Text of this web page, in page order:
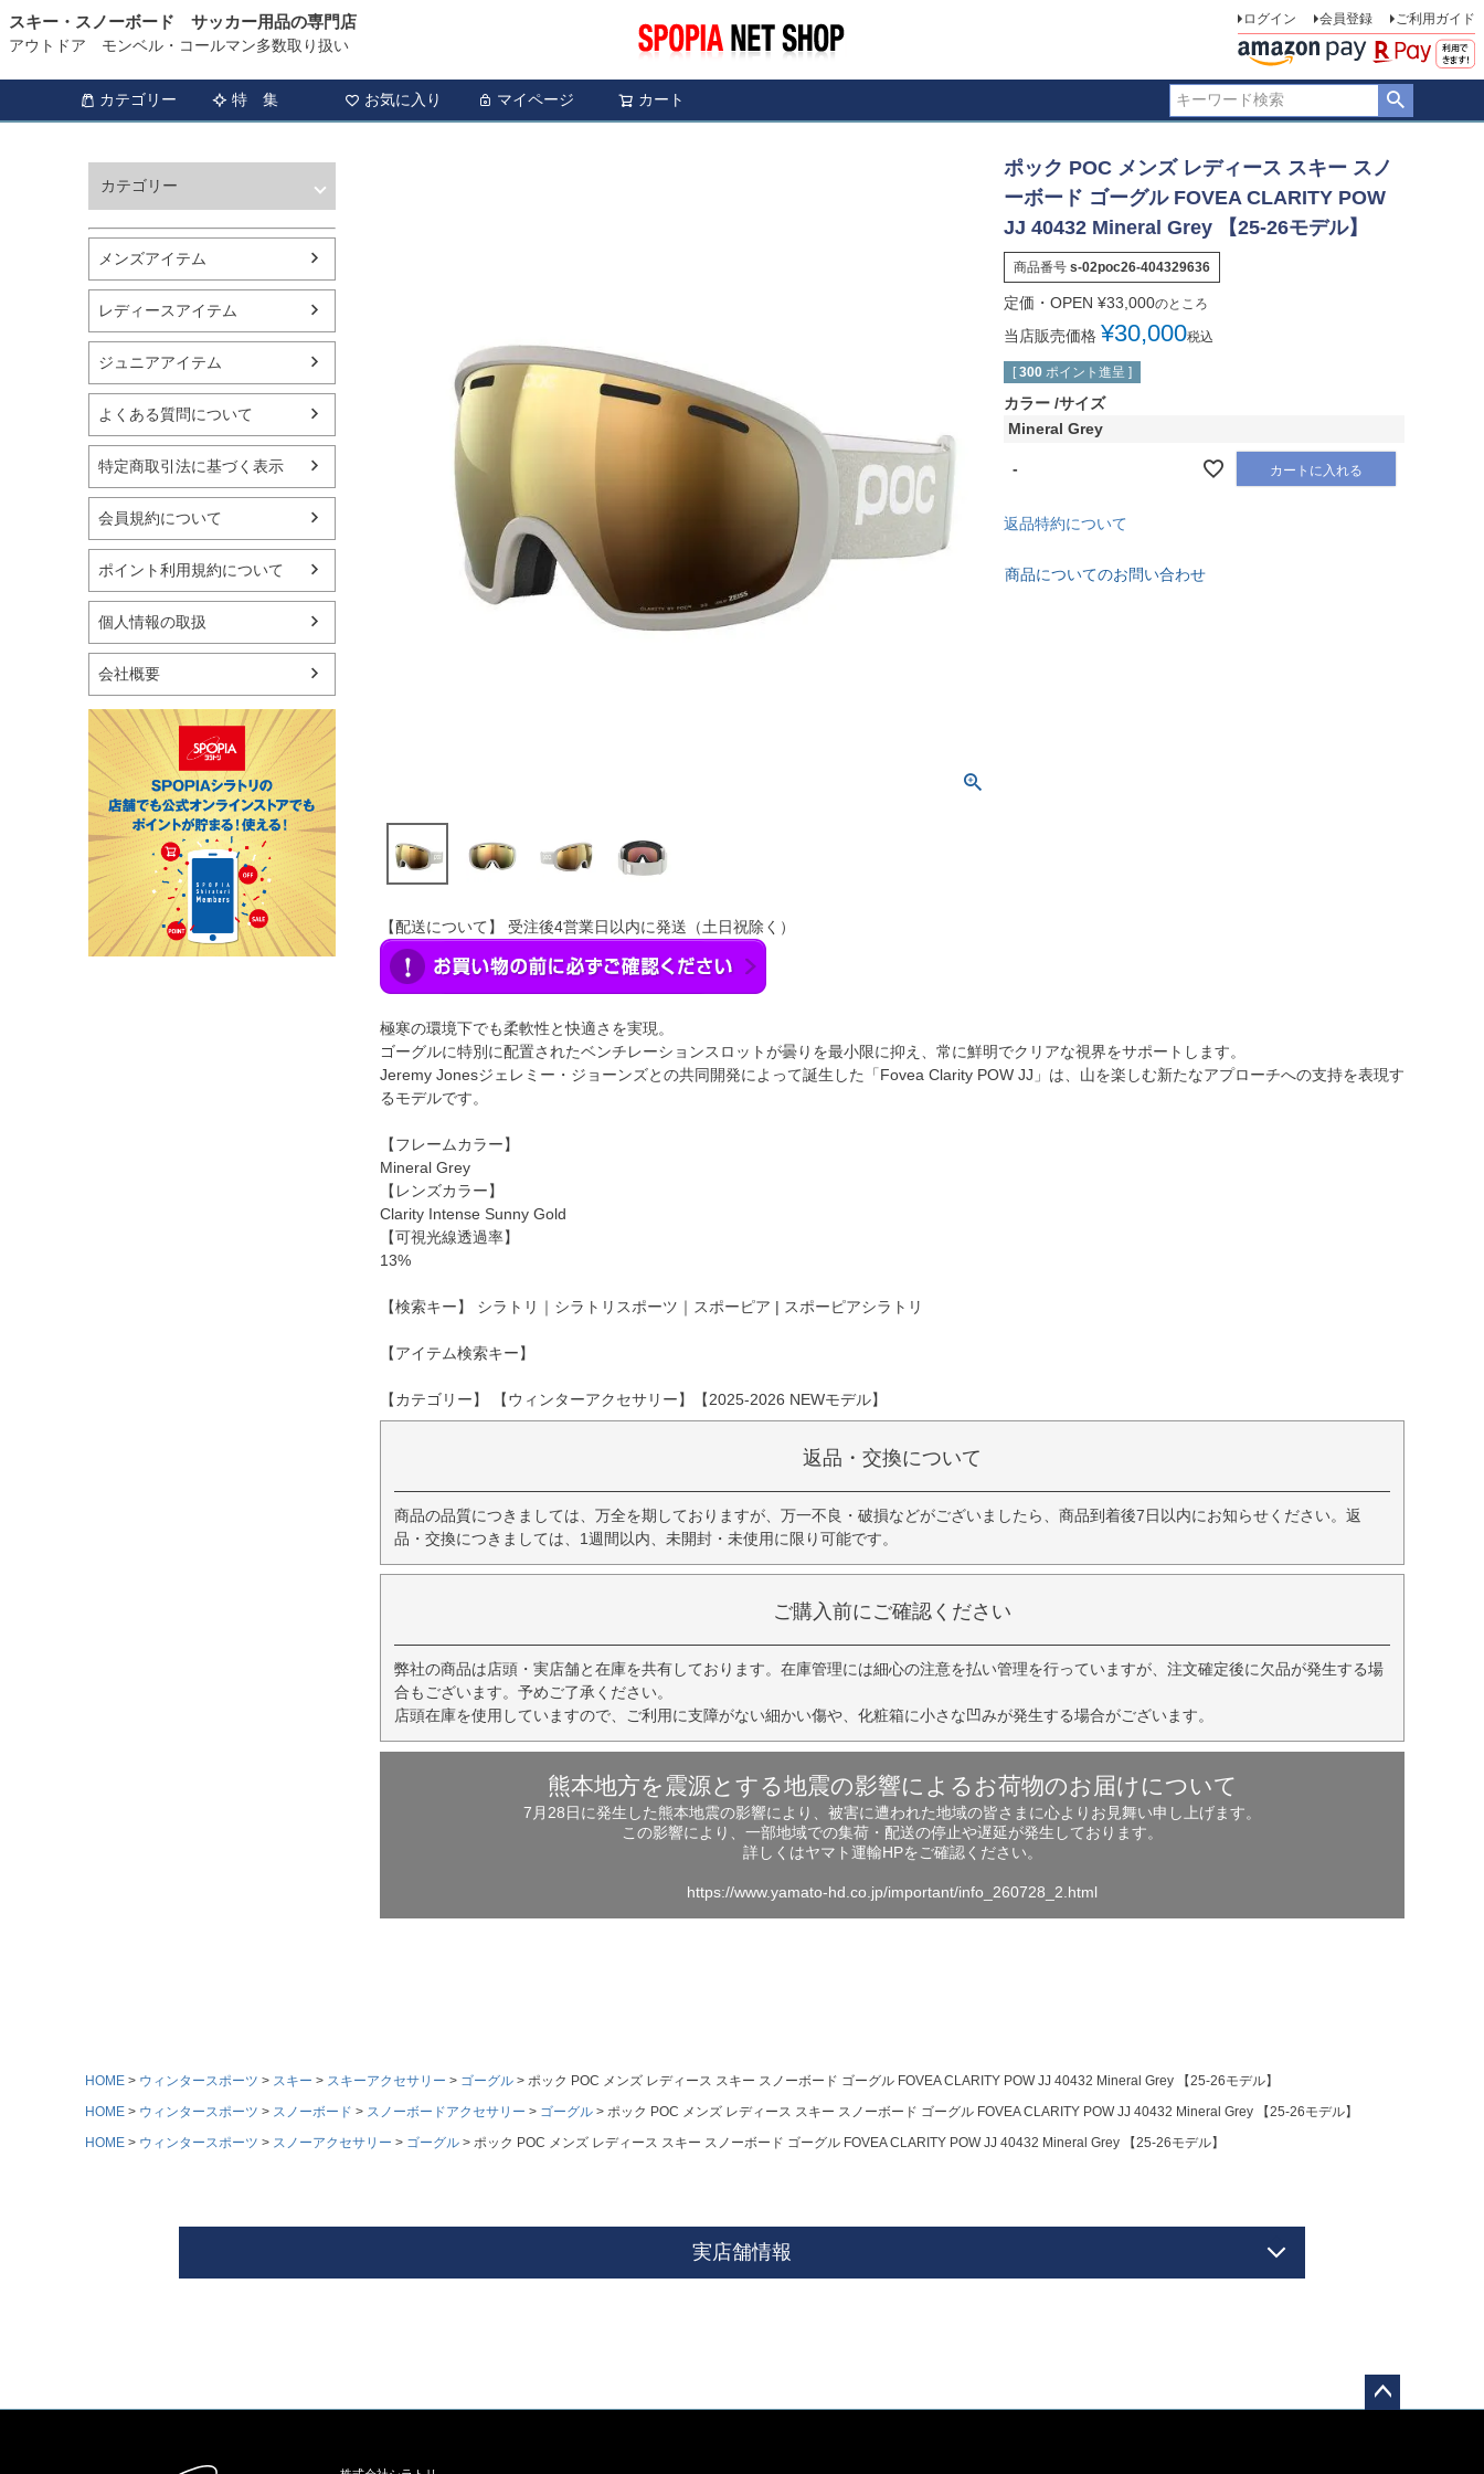
スキー・スノーボード サッカー用品の専門店
アウトドア モンベル・コールマン多数取り扱い
ログイン 会員登録 ご利用ガイド
カテゴリー 特 集 お気に入り マイページ カート
カテゴリー
バスケットボール
シューズ
ランニング用品
スポーツアパレル
テニス
バレーボール
フィットネス用品
スイミング用品
マリン
スケートボード
野球・ソフトボール
ゴルフ
卓球用品
バッグ・サングラス
ハンドボール用品
ラグビー用品
グランドゴルフ
メンズアイテム
レディースアイテム
ジュニアアイテム
よくある質問について
特定商取引法に基づく表示
会員規約について
ポイント利用規約について
個人情報の取扱
会社概要
ポック POC メンズ レディース スキー スノ
ーボード ゴーグル FOVEA CLARITY POW
JJ 40432 Mineral Grey 【25-26モデル】
商品番号 s-02poc26-404329636
定価・OPEN ¥33,000のところ
当店販売価格 ¥30,000税込
[ 300 ポイント進呈 ]
カラー サイズ
Mineral Grey
- カートに入れる
返品特約について
商品についてのお問い合わせ
【配送について】 受注後4営業日以内に発送（土日祝除く）
極寒の環境下でも柔軟性と快適さを実現。
ゴーグルに特別に配置されたベンチレーションスロットが曇りを最小限に抑え、常に鮮明でクリアな視界をサポートします。
Jeremy Jonesジェレミー・ジョーンズとの共同開発によって誕生した「Fovea Clarity POW JJ」は、山を楽しむ新たなアプローチへの支持を表現す
るモデルです。
【フレームカラー】
Mineral Grey
【レンズカラー】
Clarity Intense Sunny Gold
【可視光線透過率】
13%
【検索キー】 シラトリ｜シラトリスポーツ｜スポーピア | スポーピアシラトリ
【アイテム検索キー】
【カテゴリー】 【ウィンターアクセサリー】【2025-2026 NEWモデル】
返品・交換について
商品の品質につきましては、万全を期しておりますが、万一不良・破損などがございましたら、商品到着後7日以内にお知らせください。返
品・交換につきましては、1週間以内、未開封・未使用に限り可能です。
ご購入前にご確認ください
弊社の商品は店頭・実店舗と在庫を共有しております。在庫管理には細心の注意を払い管理を行っていますが、注文確定後に欠品が発生する場
合もございます。予めご了承ください。
店頭在庫を使用していますので、ご利用に支障がない細かい傷や、化粧箱に小さな凹みが発生する場合がございます。
熊本地方を震源とする地震の影響によるお荷物のお届けについて
7月28日に発生した熊本地震の影響により、被害に遭われた地域の皆さまに心よりお見舞い申し上げます。
この影響により、一部地域での集荷・配送の停止や遅延が発生しております。
詳しくはヤマト運輸HPをご確認ください。
https://www.yamato-hd.co.jp/important/info_260728_2.html
HOME ウィンタースポーツ スキー スキーアクセサリー ゴーグル
ポック POC メンズ レディース スキー スノーボード ゴーグル FOVEA CLARITY POW JJ 40432 Mineral Grey 【25-26モデル】
HOME
ウィンタースポーツ スノーボード スノーボードアクセサリー ゴーグル
ポック POC メンズ レディース スキー スノーボード ゴーグル FOVEA CLARITY POW JJ 40432 Mineral Grey 【25-26モデル】
HOME
ウィンタースポーツ スノーアクセサリー ゴーグル ポック POC メンズ レディース スキー スノーボード ゴーグル FOVEA CLARITY POW JJ 40432 Mineral Grey 【25-26モデル】
実店舗情報